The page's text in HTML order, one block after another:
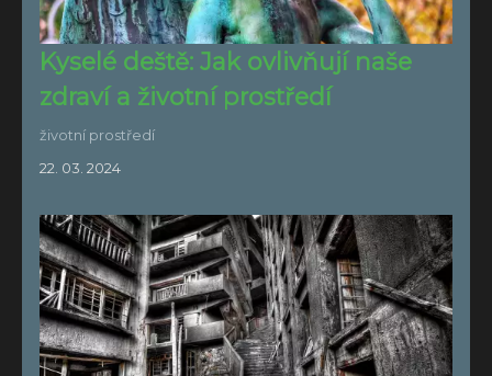
Kyselé deště: Jak ovlivňují naše
zdraví a životní prostředí
životní prostředí
22. 03. 2024